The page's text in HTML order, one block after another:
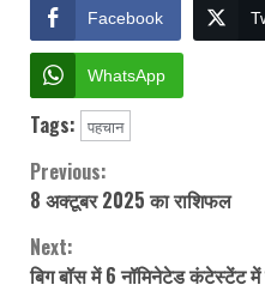
Facebook
WhatsApp
Tags: पहचान
Continue
Reading
Previous:
8 अक्टूबर 2025 का राशिफल
Next:
बिग बॉस में 6 नॉमिनेटेड कंटेस्टेंट